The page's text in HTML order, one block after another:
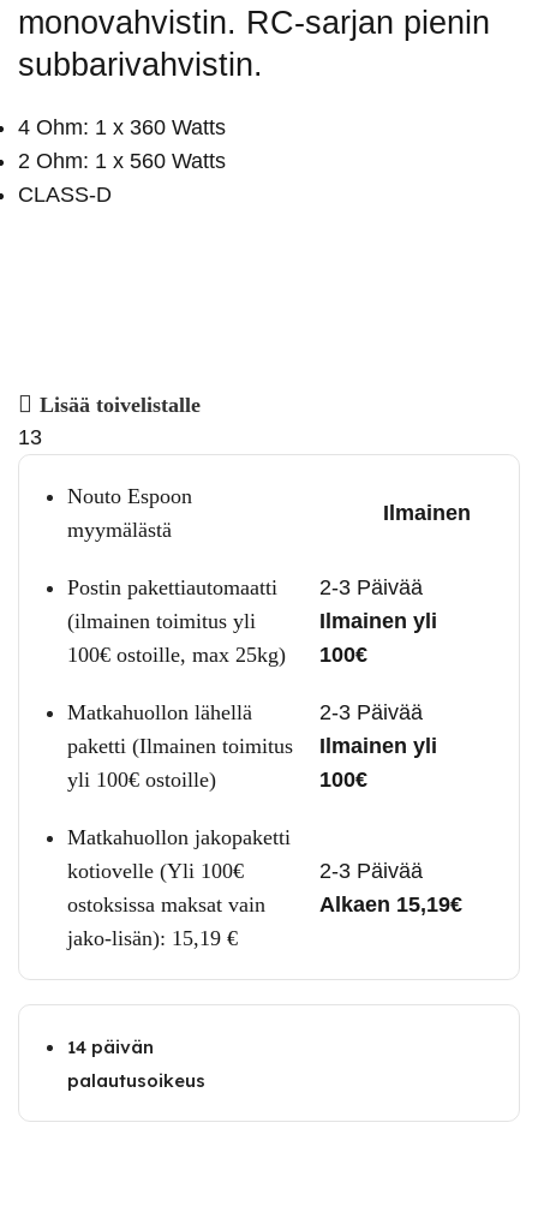
monovahvistin. RC-sarjan pienin
subbarivahvistin.
4 Ohm: 1 x 360 Watts
2 Ohm: 1 x 560 Watts
CLASS-D
Lisää toivelistalle
13
Nouto Espoon
myymälästä
Ilmainen
Postin pakettiautomaatti
(ilmainen toimitus yli
100€ ostoille, max 25kg)
2-3 Päivää
Ilmainen yli
100€
Matkahuollon lähellä
paketti (Ilmainen toimitus
yli 100€ ostoille)
2-3 Päivää
Ilmainen yli
100€
Matkahuollon jakopaketti
kotiovelle (Yli 100€
ostoksissa maksat vain
jako-lisän): 15,19 €
2-3 Päivää
Alkaen 15,19€
14 päivän
palautusoikeus